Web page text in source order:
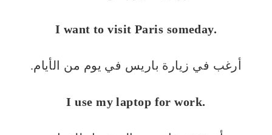
I want to visit Paris someday.
أرغب في زيارة باريس في يوم من الأيام.
I use my laptop for work.